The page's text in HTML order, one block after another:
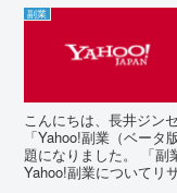
副業
こんにちは、長井ジン
「Yahoo!副業（ベー
題になりました。 「副
Yahoo!副業についてリ